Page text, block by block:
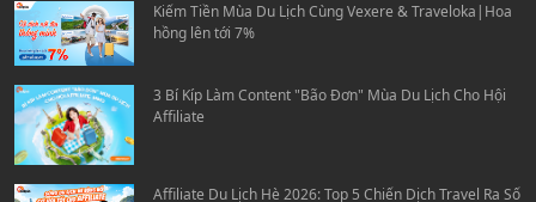
Kiếm Tiền Mùa Du Lịch Cùng Vexere & Traveloka|Hoa
hồng lên tới 7%
3 Bí Kíp Làm Content "Bão Đơn" Mùa Du Lịch Cho Hội
Affiliate
Affiliate Du Lịch Hè 2026: Top 5 Chiến Dịch Travel Ra Số